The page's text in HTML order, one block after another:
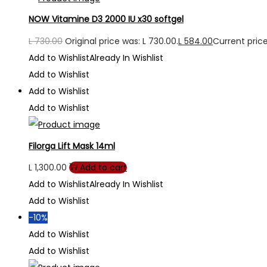
NOW Vitamine D3 2000 IU x30 softgel
L730.00 Original price was: L 730.00.L 584.00Current
Add to WishlistAlready In Wishlist
Add to Wishlist
Add to Wishlist
Add to Wishlist
Filorga Lift Mask 14ml
L 1,300.00
Add to cart
Add to WishlistAlready In Wishlist
Add to Wishlist
-10%
Add to Wishlist
Add to Wishlist